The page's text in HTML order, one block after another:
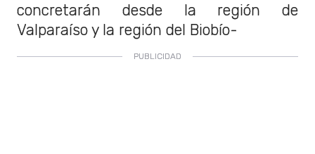
concretarán desde la región de
Valparaíso y la región del Biobío-